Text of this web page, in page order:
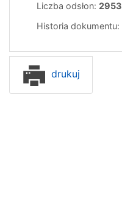
Liczba odsłon: 2953
Historia dokumentu:
drukuj